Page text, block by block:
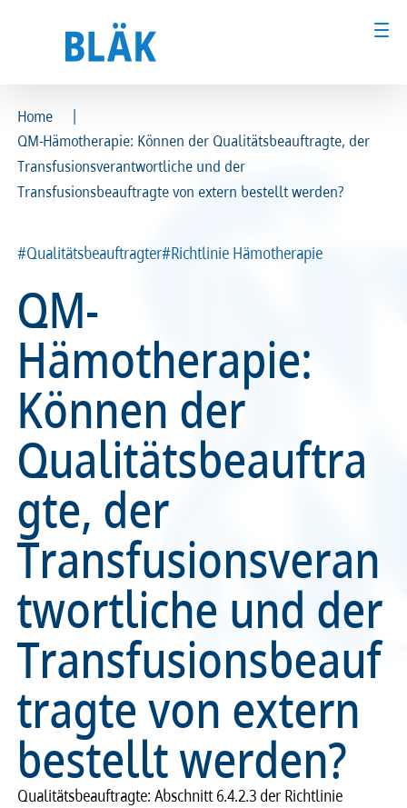
Ärztinnen und Ärzte
MFA & Fachpersonal
Patientinnen und Patienten
Kammer & Politik
Presse
Karriere
Recht
Service & Kontakt
meineBLÄK
Ärztinnen und Ärzte
MFA & Fachpersonal
Patientinnen und Patienten
Kammer & Politik
Presse
Karriere
Recht
Service & Kontakt
meineBLÄK
Home
|
QM-Hämotherapie: Können der Qualitätsbeauftragte, der
Transfusionsverantwortliche und der
Transfusionsbeauftragte von extern bestellt werden?
#Qualitätsbeauftragter#Richtlinie Hämotherapie
QM-
Hämotherapie:
Können der
Qualitätsbeauftra
gte, der
Transfusionsveran
twortliche und der
Transfusionsbeauf
tragte von extern
bestellt werden?
Quali­täts­be­auf­tragte: Abschnitt 6.4.2.3 der Richt­li­nie